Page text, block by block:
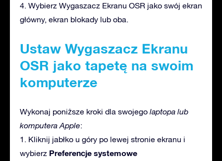
4. Wybierz Wygaszacz Ekranu OSR jako swój ekran
główny, ekran blokady lub oba.
Ustaw Wygaszacz Ekranu
OSR jako tapetę na swoim
komputerze
Wykonaj poniższe kroki dla swojego laptopa lub
komputera Apple:
1. Kliknij jabłko u góry po lewej stronie ekranu i
wybierz Preferencje systemowe